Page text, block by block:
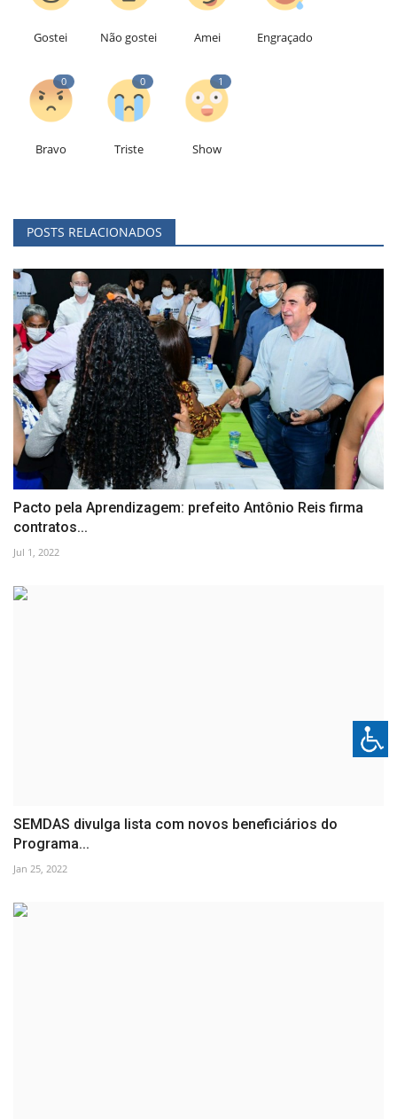
Gostei Não gostei Amei Engraçado
0
Bravo
0
Triste
1
Show
POSTS RELACIONADOS
Pacto pela Aprendizagem: prefeito Antônio Reis firma
contratos...
Jul 1, 2022
SEMDAS divulga lista com novos beneficiários do
Programa...
Jan 25, 2022